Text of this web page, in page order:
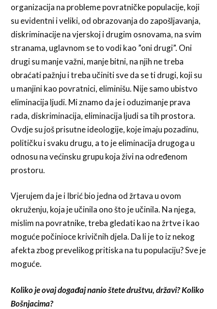
organizacija na probleme povratničke populacije, koji
su evidentni i veliki, od obrazovanja do zapošljavanja,
diskriminacije na vjerskoj i drugim osnovama, na svim
stranama, uglavnom se to vodi kao ”oni drugi”. Oni
drugi su manje važni, manje bitni, na njih ne treba
obraćati pažnju i treba učiniti sve da se ti drugi, koji su
u manjini kao povratnici, eliminišu. Nije samo ubistvo
eliminacija ljudi. Mi znamo da je i oduzimanje prava
rada, diskriminacija, eliminacija ljudi sa tih prostora.
Ovdje su još prisutne ideologije, koje imaju pozadinu,
političku i svaku drugu, a to je eliminacija drugoga u
odnosu na većinsku grupu koja živi na određenom
prostoru.
Vjerujem da je i Ibrić bio jedna od žrtava u ovom
okruženju, koja je učinila ono što je učinila. Na njega,
mislim na povratnike, treba gledati kao na žrtve i kao
moguće počinioce krivičnih djela. Da li je to iz nekog
afekta zbog prevelikog pritiska na tu populaciju? Sve je
moguće.
Koliko je ovaj događaj nanio štete društvu, državi? Koliko
Bošnjacima?